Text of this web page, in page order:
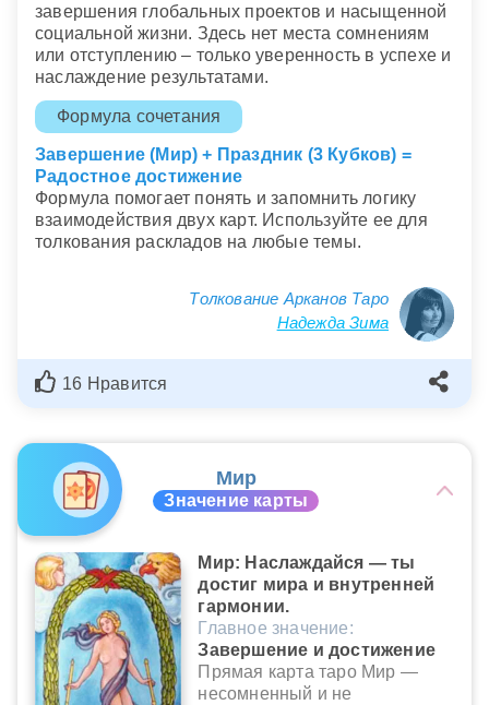
завершения глобальных проектов и насыщенной
социальной жизни. Здесь нет места сомнениям
или отступлению – только уверенность в успехе и
наслаждение результатами.
Формула сочетания
Завершение (Мир) + Праздник (3 Кубков) =
Радостное достижение
Формула помогает понять и запомнить логику
взаимодействия двух карт. Используйте ее для
толкования раскладов на любые темы.
Толкование Арканов Таро
Надежда Зима
16 Нравится
Мир
Значение карты
Мир: Наслаждайся — ты
достиг мира и внутренней
гармонии.
Главное значение:
Завершение и достижение
Прямая карта таро Мир —
несомненный и не